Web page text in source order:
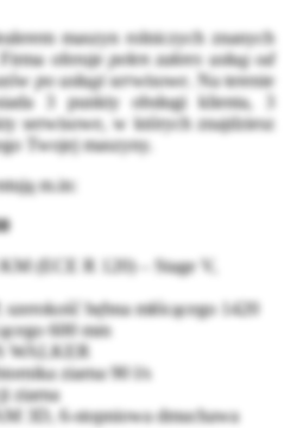
maszyn rolniczych znanych
oferujepełen zakres usług od
po usługi serwisowe. Na terenie
3 punkty obsługi klienta, 3
serwisowe, w których znajdziesz
Twojej maszyny.
m.in:
(ECE R 120) – Stage V,
bębna młócącego 1420
600 mm
WALKER
ziarna 90 l/s
ziarna
3D, 6-stopniowa dmuchawa